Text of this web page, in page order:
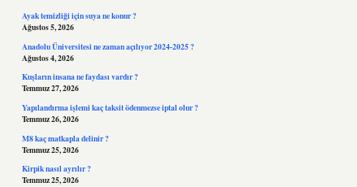
Ayak temizliği için suya ne konur ?
Ağustos 5, 2026
Anadolu Üniversitesi ne zaman açılıyor 2024-2025 ?
Ağustos 4, 2026
Kuşların insana ne faydası vardır ?
Temmuz 27, 2026
Yapılandırma işlemi kaç taksit ödenmezse iptal olur ?
Temmuz 26, 2026
M8 kaç matkapla delinir ?
Temmuz 25, 2026
Kirpik nasıl ayrılır ?
Temmuz 25, 2026